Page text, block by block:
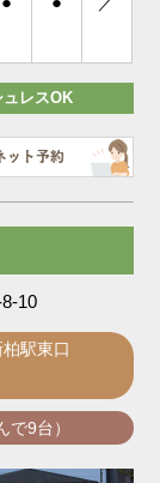
レスOK
10
駅東口
9台）